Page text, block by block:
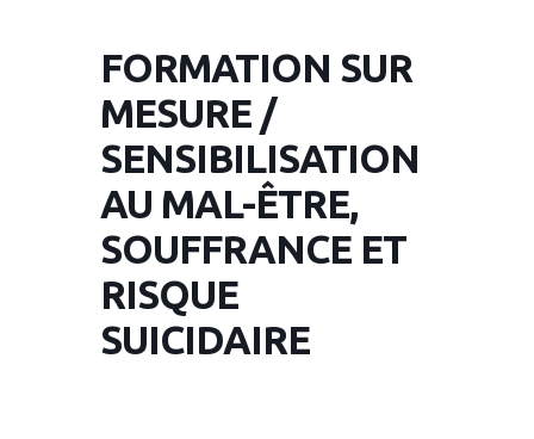
FORMATION SUR
MESURE /
SENSIBILISATION
AU MAL-ÊTRE,
SOUFFRANCE ET
RISQUE
SUICIDAIRE